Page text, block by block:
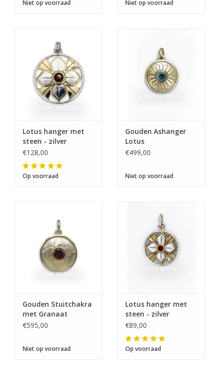
Niet op voorraad Niet op voorraad
Lotus hanger met
steen - zilver
€128,00
Op voorraad
Gouden Ashanger
Lotus
€499,00
Niet op voorraad
Gouden Stuitchakra
met Granaat
€595,00
Niet op voorraad
Lotus hanger met
steen - zilver
€89,00
Op voorraad
De eerstvolgende
verzenddatum is woensdag 12
augustus
De vermelding: -verzending op iedere dinsdag-